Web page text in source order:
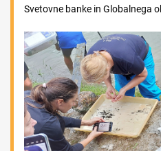
Svetovne banke in Globalnega